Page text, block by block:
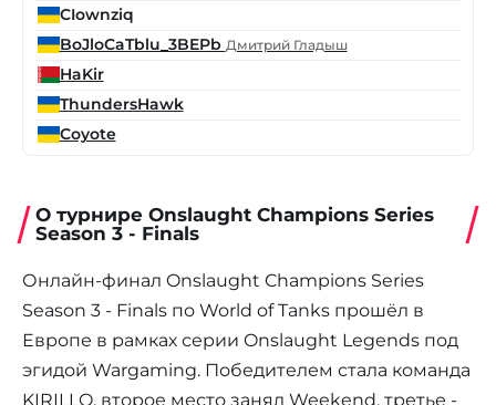
CIownziq
BoJloCaTblu_3BEPb Дмитрий Гладыш
HaKir
ThundersHawk
Coyote
О турнире Onslaught Champions Series
Season 3 - Finals
Онлайн-финал Onslaught Champions Series
Season 3 - Finals по World of Tanks прошёл в
Европе в рамках серии Onslaught Legends под
эгидой Wargaming. Победителем стала команда
KIRILLO, второе место занял Weekend, третье -